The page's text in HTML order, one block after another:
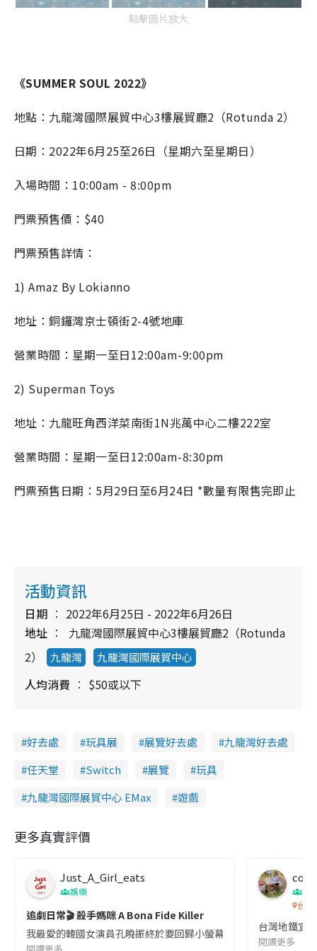
點擊圖片放大
《SUMMER SOUL 2022》
地點：九龍灣國際展貿中心3樓展貿廳2（Rotunda 2）
日期：2022年6月25至26日（星期六至星期日）
入場時間：10:00am - 8:00pm
門票預售價：$40
門票預售詳情：
1) Amaz By Lokianno
地址：銅鑼灣京士頓街2-4號地庫
營業時間：星期一至日12:00am-9:00pm
2) Superman Toys
地址：九龍旺角西洋菜南街1N兆萬中心二樓222室
營業時間：星期一至日12:00am-8:30pm
門票預售日期：5月29日至6月24日 *數量有限售完即止
活動資訊
日期
2022年6月25日 - 2022年6月26日
地址
九龍灣國際展貿中心3樓展貿廳2（Rotunda
2）
九龍灣 九龍灣國際展貿中心
人均消費 $50或以下
好去處 玩具展 展覽好去處
九龍灣好去處
任天堂
Switch 展覽
玩具
九龍灣國際展貿中心 EMax
遊戲
更多真實評價
Just_A_Girl_eats
娛樂
追劇日常🎬 殺手媽咪 A Bona Fide Killer
我最愛的韓國女演員孔曉振終於要回歸小螢幕啦!這次的劇本改編
co
吹
台灣
台灣地鐵宣
閱讀更多